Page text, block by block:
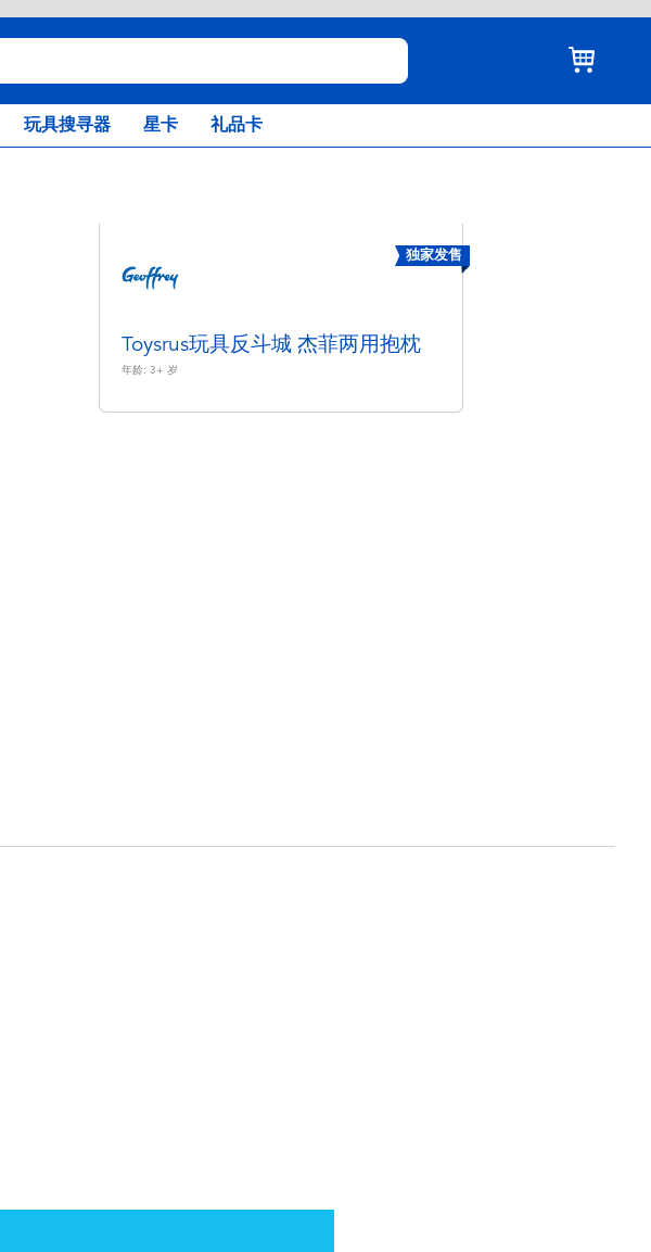
玩具搜寻器 星卡 礼品卡
独家发售
Toysrus玩具反斗城 杰菲两用抱枕
年龄: 3+ 岁